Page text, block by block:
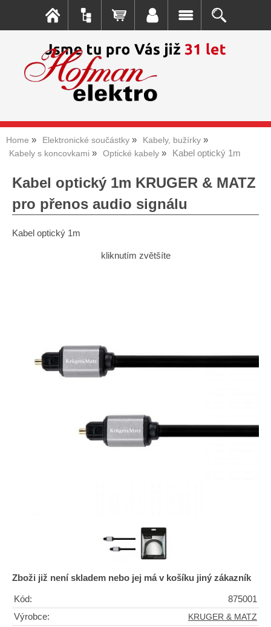
Home Elektronické součástky
Kabely, bužírky
Kabely s koncovkami
Optické kabely Kabel optický 1m
Kabel optický 1m KRUGER & MATZ
pro přenos audio signálu
Kabel optický 1m
kliknutím zvětšíte
Zboži již není skladem nebo jej má v košíku jiný zákazník
Kód:
875001
Výrobce:
KRUGER & MATZ